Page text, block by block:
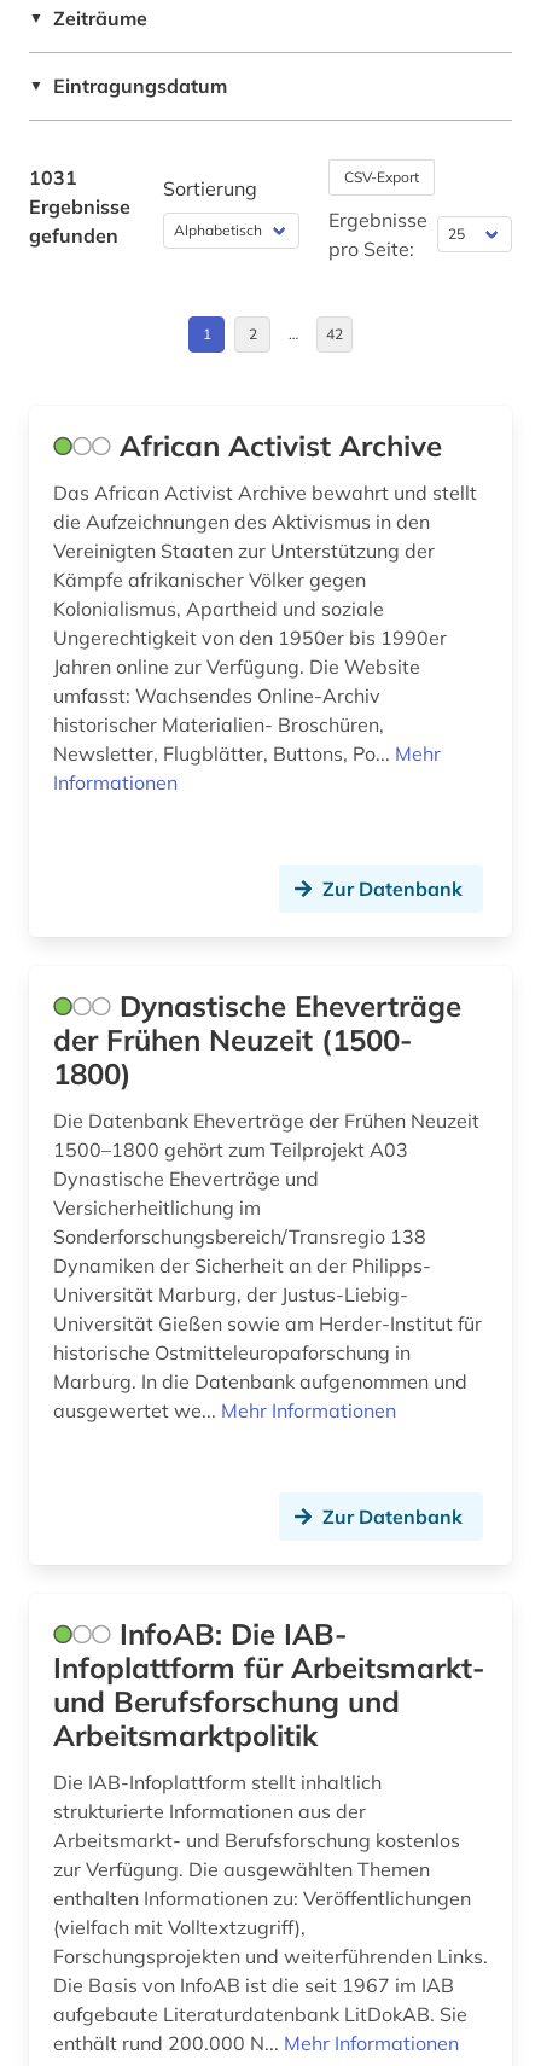
anhörung (1)
antarktis (1)
anthropologie (5)
apartheid (3)
arabisch (1)
arabische staaten (2)
arabische welt (1)
arabischer frühling (1)
arabistik (2)
arbeit (6)
arbeitnehmervertretung (2)
arbeitsbedingungen und -politik (1)
arbeitskampf (1)
arbeitslosigkeit (1)
arbeitsmarkt (1)
arbeitsmarktforschung (2)
arbeitsmarktpolitik (1)
arbeitsrecht (1)
arktis (1)
armenien (4)
asean (1)
aserbaidschan (1)
asiatische studien (1)
asien (5)
asien-pazifik (1)
asienforschung (2)
asyl (6)
Berlin (3)
Brandenburg (4)
Bulgarien (6)
Daenemark (2)
Europa (49)
Frankreich (16)
GUS (17)
Griechenland (1)
Großbritannien (38)
Hamburg (3)
Italien (3)
Jugoslawien (7)
Kanada (11)
Korea (2)
Kroatien (6)
Lettland (6)
Litauen (7)
Luxemburg (1)
Mecklenburg-Vorpommern (8)
Niederlande (7)
Niedersachsen (5)
Nordamerika (5)
Nordrhein-Westfalen (6)
Norwegen (3)
Oesterreich (9)
Osmanisches Reich (1)
Ostasien (7)
▼ Zeiträume
▼ Eintragungsdatum
1031
Ergebnisse
gefunden
Sortierung CSV-Export
Ergebnisse
pro Seite:
1 2 … 42
African Activist Archive
Das African Activist Archive bewahrt und stellt
die Aufzeichnungen des Aktivismus in den
Vereinigten Staaten zur Unterstützung der
Kämpfe afrikanischer Völker gegen
Kolonialismus, Apartheid und soziale
Ungerechtigkeit von den 1950er bis 1990er
Jahren online zur Verfügung. Die Website
umfasst: Wachsendes Online-Archiv
historischer Materialien- Broschüren,
Newsletter, Flugblätter, Buttons, Po... Mehr
Informationen
Zur Datenbank
Dynastische Eheverträge
der Frühen Neuzeit (1500-
1800)
Die Datenbank Eheverträge der Frühen Neuzeit
1500–1800 gehört zum Teilprojekt A03
Dynastische Eheverträge und
Versicherheitlichung im
Sonderforschungsbereich/Transregio 138
Dynamiken der Sicherheit an der Philipps-
Universität Marburg, der Justus-Liebig-
Universität Gießen sowie am Herder-Institut für
historische Ostmitteleuropaforschung in
Marburg. In die Datenbank aufgenommen und
ausgewertet we... Mehr Informationen
Zur Datenbank
InfoAB: Die IAB-
Infoplattform für Arbeitsmarkt-
und Berufsforschung und
Arbeitsmarktpolitik
Die IAB-Infoplattform stellt inhaltlich
strukturierte Informationen aus der
Arbeitsmarkt- und Berufsforschung kostenlos
zur Verfügung. Die ausgewählten Themen
enthalten Informationen zu: Veröffentlichungen
(vielfach mit Volltextzugriff),
Forschungsprojekten und weiterführenden Links.
Die Basis von InfoAB ist die seit 1967 im IAB
aufgebaute Literaturdatenbank LitDokAB. Sie
enthält rund 200.000 N... Mehr Informationen